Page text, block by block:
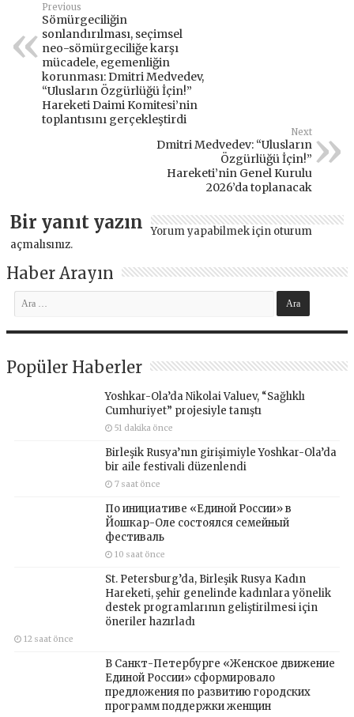
Previous
Sömürgeciliğin
sonlandırılması, seçimsel
neo-sömürgeciliğe karşı
mücadele, egemenliğin
korunması: Dmitri Medvedev,
“Ulusların Özgürlüğü İçin!”
Hareketi Daimi Komitesi’nin
toplantısını gerçekleştirdi
Next
Dmitri Medvedev: “Ulusların
Özgürlüğü İçin!”
Hareketi’nin Genel Kurulu
2026’da toplanacak
Bir yanıt yazın Yorum yapabilmek için oturum
açmalısınız.
Haber Arayın
Popüler Haberler
Yoshkar-Ola’da Nikolai Valuev, “Sağlıklı
Cumhuriyet” projesiyle tanıştı
51 dakika önce
Birleşik Rusya’nın girişimiyle Yoshkar-Ola’da
bir aile festivali düzenlendi
7 saat önce
По инициативе «Единой России» в
Йошкар-Оле состоялся семейный
фестиваль
10 saat önce
St. Petersburg’da, Birleşik Rusya Kadın
Hareketi, şehir genelinde kadınlara yönelik
destek programlarının geliştirilmesi için
öneriler hazırladı
12 saat önce
В Санкт-Петербурге «Женское движение
Единой России» сформировало
предложения по развитию городских
программ поддержки женщин